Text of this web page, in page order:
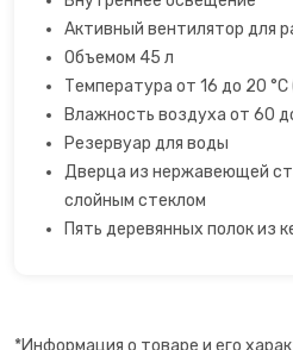
Активный вентилятор для
Объемом 45 л
Температура от 16 до 20 °C
Влажность воздуха от 60
Резервуар для воды
Дверца из нержавеющей
слойным стеклом
Пять деревянных полок из
*Информация о товаре и его
Точилки для ножей
Фритюрницы
Хлебопечки
Чайный автомат
Электрогриль